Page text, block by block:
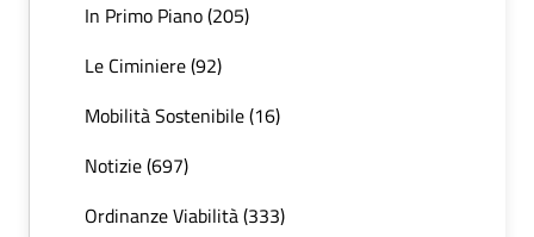
In Primo Piano (205)
Le Ciminiere (92)
Mobilità Sostenibile (16)
Notizie (697)
Ordinanze Viabilità (333)